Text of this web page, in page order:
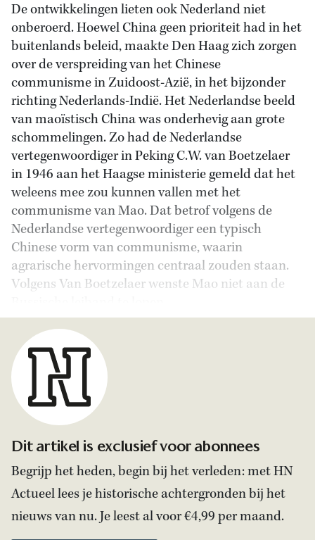
De ontwikkelingen lieten ook Nederland niet
onberoerd. Hoewel China geen prioriteit had in het
buitenlands beleid, maakte Den Haag zich zorgen
over de verspreiding van het Chinese
communisme in Zuidoost-Azië, in het bijzonder
richting Nederlands-Indië. Het Nederlandse beeld
van maoïstisch China was onderhevig aan grote
schommelingen. Zo had de Nederlandse
vertegenwoordiger in Peking C.W. van Boetzelaer
in 1946 aan het Haagse ministerie gemeld dat het
weleens mee zou kunnen vallen met het
communisme van Mao. Dat betrof volgens de
Nederlandse vertegenwoordiger een typisch
Chinese vorm van communisme, waarin
agrarische hervormingen centraal zouden staan.
Volgens Van Boetzelaer wenste Mao niet aan de
Dit artikel is exclusief voor abonnees
Begrijp het heden, begin bij het verleden: met HN
Actueel lees je historische achtergronden bij het
nieuws van nu. Je leest al voor €4,99 per maand.